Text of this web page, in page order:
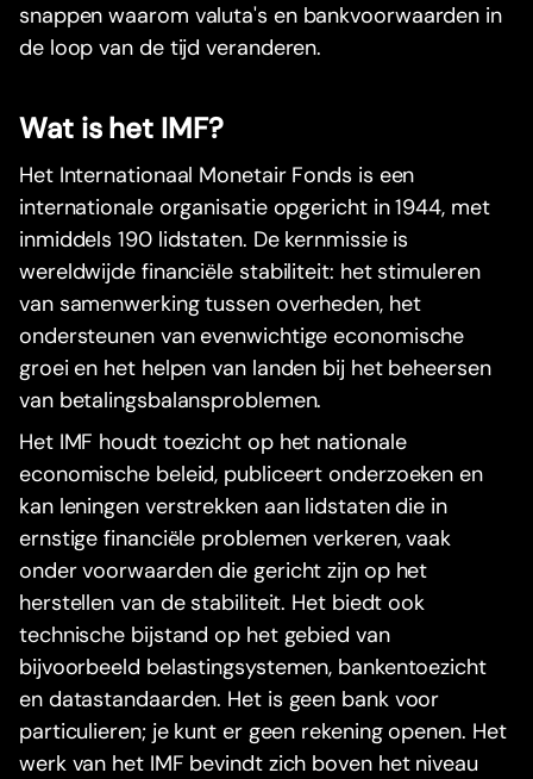
snappen waarom valuta's en bankvoorwaarden in
de loop van de tijd veranderen.
Wat is het IMF?
Het Internationaal Monetair Fonds is een
internationale organisatie opgericht in 1944, met
inmiddels 190 lidstaten. De kernmissie is
wereldwijde financiële stabiliteit: het stimuleren
van samenwerking tussen overheden, het
ondersteunen van evenwichtige economische
groei en het helpen van landen bij het beheersen
van betalingsbalansproblemen.
Het IMF houdt toezicht op het nationale
economische beleid, publiceert onderzoeken en
kan leningen verstrekken aan lidstaten die in
ernstige financiële problemen verkeren, vaak
onder voorwaarden die gericht zijn op het
herstellen van de stabiliteit. Het biedt ook
technische bijstand op het gebied van
bijvoorbeeld belastingsystemen, bankentoezicht
en datastandaarden. Het is geen bank voor
particulieren; je kunt er geen rekening openen. Het
werk van het IMF bevindt zich boven het niveau